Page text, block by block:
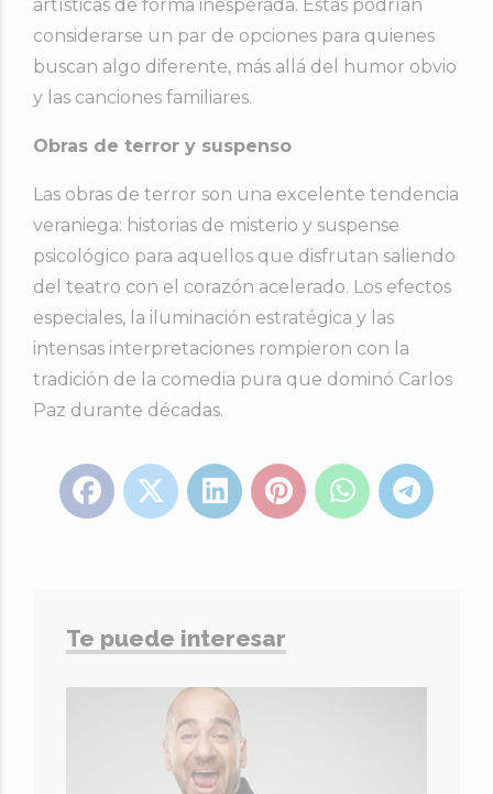
artísticas de forma inesperada. Estas podrían
considerarse un par de opciones para quienes
buscan algo diferente, más allá del humor obvio
y las canciones familiares.
Obras de terror y suspenso
Las obras de terror son una excelente tendencia
veraniega: historias de misterio y suspense
psicológico para aquellos que disfrutan saliendo
del teatro con el corazón acelerado. Los efectos
especiales, la iluminación estratégica y las
intensas interpretaciones rompieron con la
tradición de la comedia pura que dominó Carlos
Paz durante décadas.
Te puede interesar